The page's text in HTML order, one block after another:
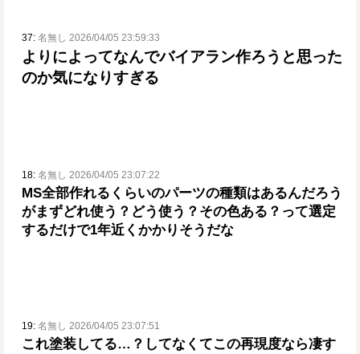
37: 名無し 2026/04/05 23:59:33
よりによってなんでバイアラン作ろうと思った
のか気になりすぎる
18: 名無し 2026/04/05 23:07:22
MS全部作れるくらいのパーツの種類はあるんだろう
がまずどれ使う？どう使う？その色ある？って選定
するだけで1年近くかかりそうだな
19: 名無し 2026/04/05 23:07:51
これ塗装してる…？ してなくてこの再現度なら凄す